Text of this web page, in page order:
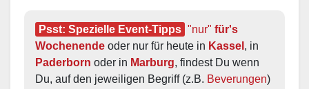
Psst: Spezielle Event-Tipps "nur" für's
Wochenende oder nur für heute in Kassel
Paderborn oder in Marburg, findest Du wenn
Du, auf den jeweiligen Begriff (z.B. Beverungen)